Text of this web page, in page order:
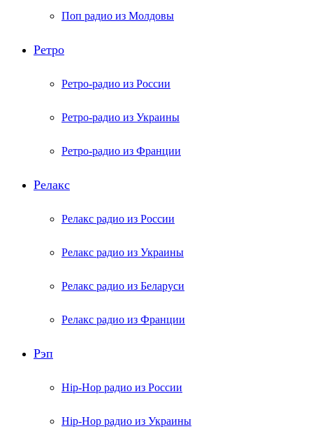
Поп радио из Молдовы
Ретро
Ретро-радио из России
Ретро-радио из Украины
Ретро-радио из Франции
Релакс
Релакс радио из России
Релакс радио из Украины
Релакс радио из Беларуси
Релакс радио из Франции
Рэп
Hip-Hop радио из России
Hip-Hop радио из Украины